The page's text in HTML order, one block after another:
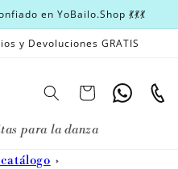
en YoBailo.Shop 💃💃💃
y Devoluciones GRATIS
CarritoWhatsapp
para la danza